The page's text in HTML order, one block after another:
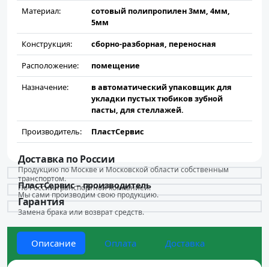
Материал:
сотовый полипропилен 3мм, 4мм,
5мм
Конструкция:
сборно-разборная, переносная
Расположение:
помещение
Назначение:
в автоматический упаковщик для
укладки пустых тюбиков зубной
пасты, для стеллажей.
Производитель:
ПластСервис
Доставка по России
Продукцию по Москве и Московской области собственным
транспортом.
По России транспортной компанией.
ПластСервис – производитель
Мы сами производим свою продукцию.
Гарантия
Замена брака или возврат средств.
Описание Оплата Доставка